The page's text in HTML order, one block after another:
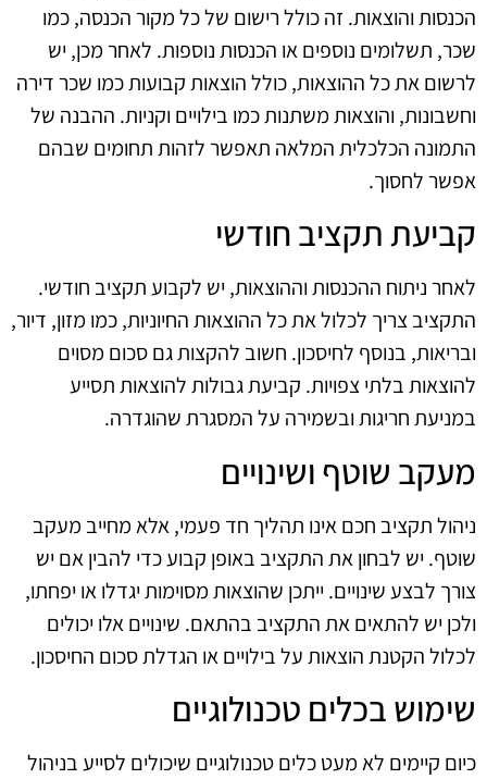
הכנסות והוצאות. זה כולל רישום של כל מקור הכנסה, כמו
שכר, תשלומים נוספים או הכנסות נוספות. לאחר מכן, יש
לרשום את כל ההוצאות, כולל הוצאות קבועות כמו שכר דירה
וחשבונות, והוצאות משתנות כמו בילויים וקניות. ההבנה של
התמונה הכלכלית המלאה תאפשר לזהות תחומים שבהם
אפשר לחסוך.
קביעת תקציב חודשי
לאחר ניתוח ההכנסות וההוצאות, יש לקבוע תקציב חודשי.
התקציב צריך לכלול את כל ההוצאות החיוניות, כמו מזון, דיור,
ובריאות, בנוסף לחיסכון. חשוב להקצות גם סכום מסוים
להוצאות בלתי צפויות. קביעת גבולות להוצאות תסייע
במניעת חריגות ובשמירה על המסגרת שהוגדרה.
מעקב שוטף ושינויים
ניהול תקציב חכם אינו תהליך חד פעמי, אלא מחייב מעקב
שוטף. יש לבחון את התקציב באופן קבוע כדי להבין אם יש
צורך לבצע שינויים. ייתכן שהוצאות מסוימות יגדלו או יפחתו,
ולכן יש להתאים את התקציב בהתאם. שינויים אלו יכולים
לכלול הקטנת הוצאות על בילויים או הגדלת סכום החיסכון.
שימוש בכלים טכנולוגיים
כיום קיימים לא מעט כלים טכנולוגיים שיכולים לסייע בניהול